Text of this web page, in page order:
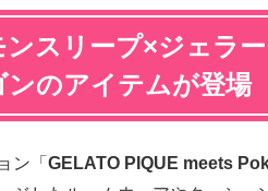
ンスリープ×ジェラ
ンのアイテムが登場
ン「 GELATO PIQUE meets